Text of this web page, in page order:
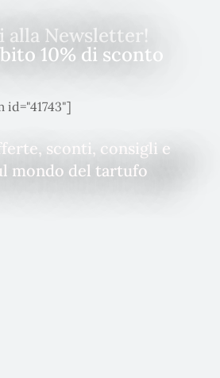
alla Newsletter!
10% di sconto
sconti, consigli e
mondo del tartufo